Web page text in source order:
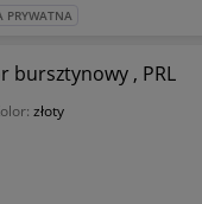
PRYWATNA
wazon szklany Prądniczanka , kolor bursztynowy , PRL
złoty